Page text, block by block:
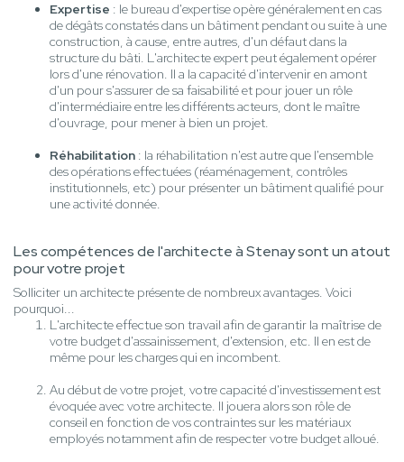
Expertise : le bureau d'expertise opère généralement en cas
de dégâts constatés dans un bâtiment pendant ou suite à une
construction, à cause, entre autres, d'un défaut dans la
structure du bâti. L'architecte expert peut également opérer
lors d'une rénovation. Il a la capacité d'intervenir en amont
d'un pour s'assurer de sa faisabilité et pour jouer un rôle
d'intermédiaire entre les différents acteurs, dont le maître
d'ouvrage, pour mener à bien un projet.
Réhabilitation : la réhabilitation n'est autre que l'ensemble
des opérations effectuées (réaménagement, contrôles
institutionnels, etc) pour présenter un bâtiment qualifié pour
une activité donnée.
Les compétences de l'architecte à Stenay sont un atout
pour votre projet
Solliciter un architecte présente de nombreux avantages. Voici
pourquoi...
L'architecte effectue son travail afin de garantir la maîtrise de
votre budget d'assainissement, d'extension, etc. Il en est de
même pour les charges qui en incombent.
Au début de votre projet, votre capacité d'investissement est
évoquée avec votre architecte. Il jouera alors son rôle de
conseil en fonction de vos contraintes sur les matériaux
employés notamment afin de respecter votre budget alloué.